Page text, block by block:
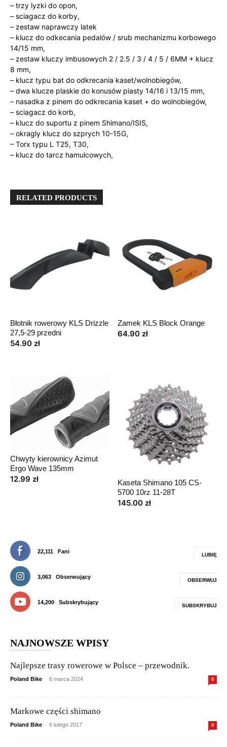
– trzy lyzki do opon,
– sciagacz do korby,
– zestaw naprawczy latek
– klucz do odkecania pedalów / srub mechanizmu korbowego
14/15 mm,
– zestaw kluczy imbusowych 2 / 2.5 / 3 / 4 / 5 / 6MM + klucz
8 mm,
– klucz typu bat do odkrecania kaset/wolnobiegów,
– dwa klucze plaskie do konusów piasty 14/16 i 13/15 mm,
– nasadka z pinem do odkrecania kaset + do wolnobiegów,
– sciagacz do korb,
– klucz do suportu z pinem Shimano/ISIS,
– okragly klucz do szprych 10-15G,
– Torx typu L T25, T30,
– klucz do tarcz hamulcowych,
RELATED PRODUCTS
Błotnik rowerowy KLS Drizzle
27,5-29 przedni
54.90 zł
Zamek KLS Block Orange
64.90zł
Chwyty kierownicy Azimut
Ergo Wave 135mm
12.99 zł
Kaseta Shimano 105 CS-
5700 10rz 11-28T
145.00zł
22,111 Fani
LUBIĘ
3,063 Obserwujący
OBSERWUJ
14,200 Subskrybujący
SUBSKRYBUJ
NAJNOWSZE WPISY
Najlepsze trasy rowerowe w Polsce – przewodnik.
Poland Bike - 6 marca 2024 0
Markowe części shimano
Poland Bike - 6 lutego 2017 0